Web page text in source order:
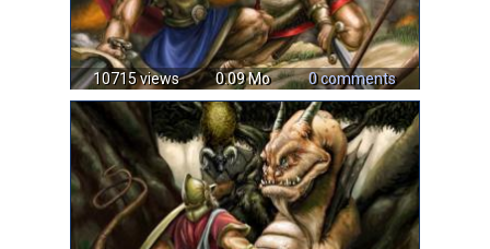
10715 views 0.09 Mo 0 comments